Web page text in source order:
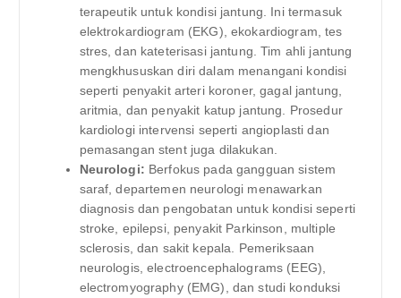
terapeutik untuk kondisi jantung. Ini termasuk
elektrokardiogram (EKG), ekokardiogram, tes
stres, dan kateterisasi jantung. Tim ahli jantung
mengkhususkan diri dalam menangani kondisi
seperti penyakit arteri koroner, gagal jantung,
aritmia, dan penyakit katup jantung. Prosedur
kardiologi intervensi seperti angioplasti dan
pemasangan stent juga dilakukan.
Neurologi: Berfokus pada gangguan sistem
saraf, departemen neurologi menawarkan
diagnosis dan pengobatan untuk kondisi seperti
stroke, epilepsi, penyakit Parkinson, multiple
sclerosis, dan sakit kepala. Pemeriksaan
neurologis, electroencephalograms (EEG),
electromyography (EMG), dan studi konduksi